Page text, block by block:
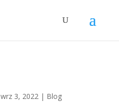
wrz 3, 2022| Blog